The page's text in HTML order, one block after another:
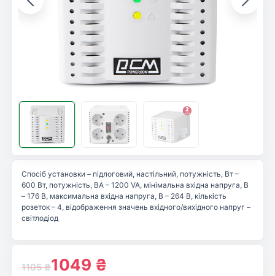
1105₴1049 ₴
Спосіб установки – підлоговий, настільний, потужність, Вт –
600 Вт, потужність, ВА – 1200 VA, мінімальна вхідна напруга, В
– 176 В, максимальна вхідна напруга, В – 264 В, кількість
розеток – 4, відображення значень вхідного/вихідного напруг –
світлодіод